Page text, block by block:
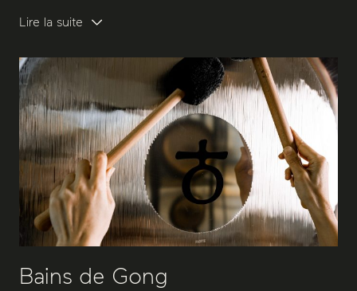
Lire la suite
Bains de Gong